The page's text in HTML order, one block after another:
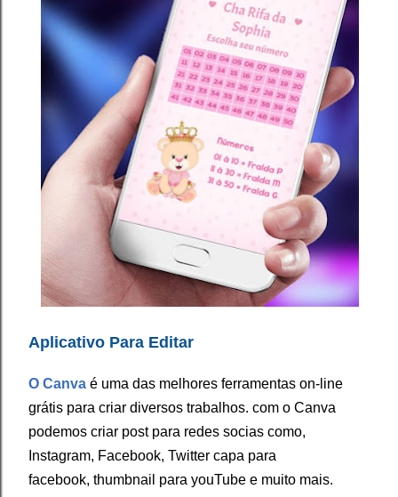
Aplicativo Para Editar
O Canva é uma das melhores ferramentas on-line
grátis para criar diversos trabalhos. com o Canva
podemos criar post para redes socias como,
Instagram, Facebook, Twitter capa para
facebook, thumbnail para youTube e muito mais.